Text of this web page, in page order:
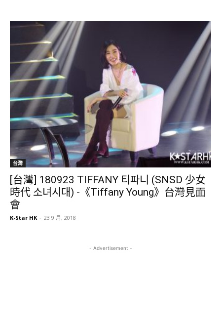
台灣
[台灣] 180923 TIFFANY 티파니 (SNSD 少女
時代 소녀시대) -《Tiffany Young》台灣見面
會
K-Star HK - 23 9 月, 2018
- Advertisement -